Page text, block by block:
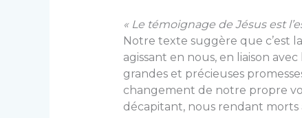
« Le témoignage de Jésus est
Notre texte suggère que c’est
agissant en nous, en liaison
grandes et précieuses
changement de notre propre
décapitant, nous rendant